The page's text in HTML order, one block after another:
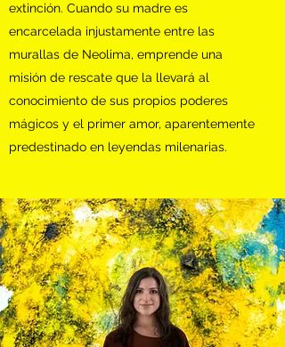
extinción. Cuando su madre es
encarcelada injustamente entre las
murallas de Neolima, emprende una
misión de rescate que la llevará al
conocimiento de sus propios poderes
mágicos y el primer amor, aparentemente
predestinado en leyendas milenarias.